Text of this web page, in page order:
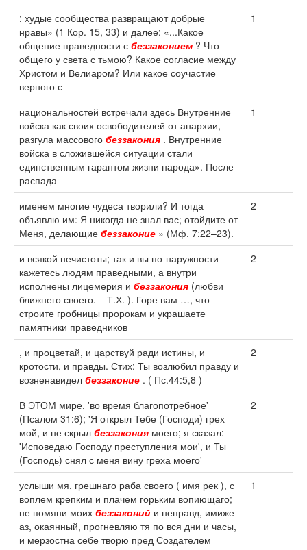
: худые сообщества развращают добрые
нравы» (1 Кор. 15, 33) и далее: «...Какое
общение праведности с беззаконием ? Что
общего у света с тьмою? Какое согласие между
Христом и Велиаром? Или какое соучастие
верного с
1
национальностей встречали здесь Внутренние
войска как своих освободителей от анархии,
разгула массового беззакония . Внутренние
войска в сложившейся ситуации стали
единственным гарантом жизни народа». После
распада
1
именем многие чудеса творили? И тогда
объявлю им: Я никогда не знал вас; отойдите от
Меня, делающие беззаконие » (Мф. 7:22–23).
2
и всякой нечистоты; так и вы по-наружности
кажетесь людям праведными, а внутри
исполнены лицемерия и беззакония (любви
ближнего своего. – Т.Х. ). Горе вам …, что
строите гробницы пророкам и украшаете
памятники праведников
2
, и процветай, и царствуй ради истины, и
кротости, и правды. Стих: Ты возлюбил правду и
возненавидел беззаконие . ( Пс.44:5,8 )
2
В ЭТОМ мире, 'во время благопотребное'
(Псалом 31:6); 'Я открыл Тебе (Господи) грех
мой, и не скрыл беззакония моего; я сказал:
'Исповедаю Господу преступления мои', и Ты
(Господь) снял с меня вину греха моего'
2
услыши мя, грешнаго раба своего ( имя рек ), с
воплем крепким и плачем горьким вопиющаго;
не помяни моих беззаконий и неправд, имиже
аз, окаянный, прогневляю тя по вся дни и часы,
и мерзостна себе творю пред Создателем
1